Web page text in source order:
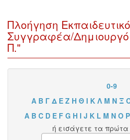
Πλοήγηση
Συγγραφέα/
Π."
0-9
Α Β Γ Δ Ε Ζ Η Θ Ι Κ Λ Μ Ν Ξ
A B C D E F G H I J K L M N O P
ή εισάγετε τα